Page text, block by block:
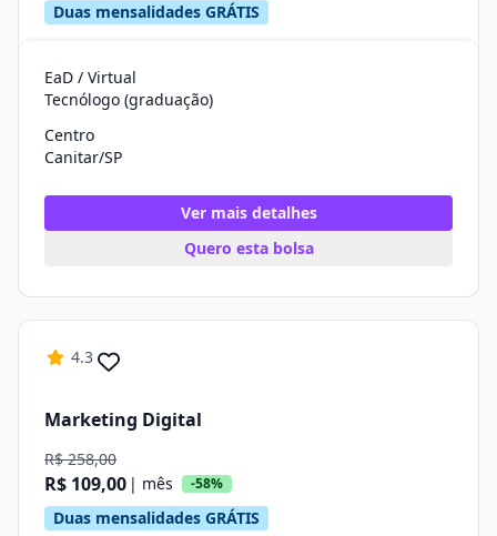
Duas mensalidades GRÁTIS
EaD / Virtual
Tecnólogo (graduação)
Centro
Canitar/SP
Ver mais detalhes
Quero esta bolsa
4.3
Marketing Digital
R$ 258,00
R$ 109,00 | mês -58%
Duas mensalidades GRÁTIS